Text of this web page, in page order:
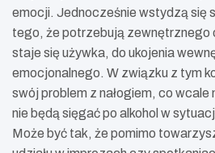
emocji. Jednocześnie wstydzą się
tego, że potrzebują zewnętrznego
staje się używka, do ukojenia
emocjonalnego. W związku z tym
swój problem z nałogiem, co wcale
nie będą sięgać po alkohol w
Może być tak, że pomimo